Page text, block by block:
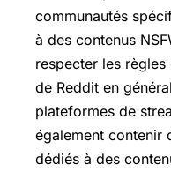
communautés
à des contenus
respecter les
de Reddit en
plateformes de
également contenir
dédiés à des